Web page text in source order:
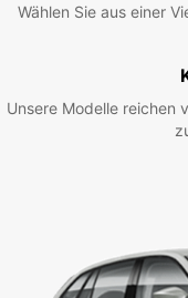
Wählen Sie aus einer
Unsere Modelle reichen